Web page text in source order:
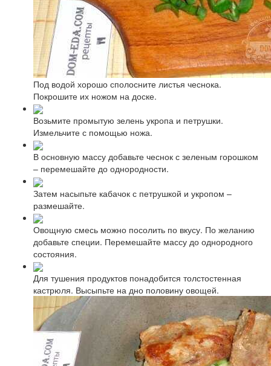
Под водой хорошо сполосните листья чеснока.
Покрошите их ножом на доске.
Возьмите промытую зелень укропа и петрушки.
Измельчите с помощью ножа.
В основную массу добавьте чеснок с зеленым горошком
– перемешайте до однородности.
Затем насыпьте кабачок с петрушкой и укропом –
размешайте.
Овощную смесь можно посолить по вкусу. По желанию
добавьте специи. Перемешайте массу до однородного
состояния.
Для тушения продуктов понадобится толстостенная
кастрюля. Высыпьте на дно половину овощей.